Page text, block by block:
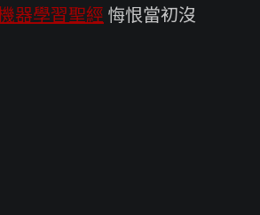
器學習聖經 悔恨當初沒